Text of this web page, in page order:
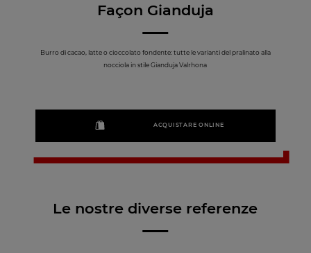
Façon Gianduja
Burro di cacao, latte o cioccolato fondente: tutte le varianti del pralinato alla
nocciola in stile Gianduja Valrhona
ACQUISTARE ONLINE
Le nostre diverse referenze